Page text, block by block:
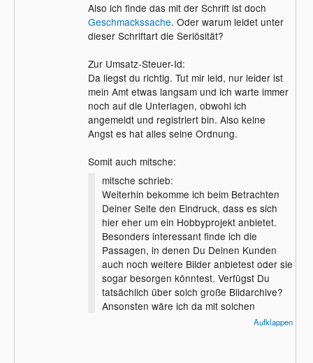
lohnt es sich immer ein bisschen HTML &
CSS zu lernen und seine Seiten selbst zu
gestalten, anstatt auf Software wie
zurückzugreifen.
Und wenn ich mich nicht irre brauchst du
doch, wenn du etwas zum Verkauf
anbietest auch Angaben zur Umsatz-
Steuer-Id, etc. im Impressum, oder?
Also ich finde das mit der Schrift ist doch
Geschmackssache. Oder warum leidet unter
dieser Schriftart die Seriösität?
Zur Umsatz-Steuer-Id:
Da liegst du richtig. Tut mir leid, nur leider ist
mein Amt etwas langsam und ich warte immer
noch auf die Unterlagen, obwohl ich
angemeldt und registriert bin. Also keine
Angst es hat alles seine Ordnung.
Somit auch mitsche:
mitsche schrieb:
Weiterhin bekomme ich beim Betrachten
Deiner Seite den Eindruck, dass es sich
hier eher um ein Hobbyprojekt anbietet.
Besonders interessant finde ich die
Passagen, in denen Du Deinen Kunden
auch noch weitere Bilder anbietest oder sie
sogar besorgen könntest. Verfügst Du
tatsächlich über solch große Bildarchive?
Ansonsten wäre ich da mit solchen
Äußerungen sehr vorsichtig. Sollte es mal
Aufklappen